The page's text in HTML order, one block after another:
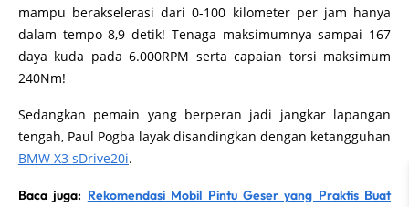
mampu berakselerasi dari 0-100 kilometer per jam hanya
dalam tempo 8,9 detik! Tenaga maksimumnya sampai 167
daya kuda pada 6.000RPM serta capaian torsi maksimum
240Nm!
Sedangkan pemain yang berperan jadi jangkar lapangan
tengah, Paul Pogba layak disandingkan dengan ketangguhan
BMW X3 sDrive20i.
Baca juga: Rekomendasi Mobil Pintu Geser yang Praktis Buat